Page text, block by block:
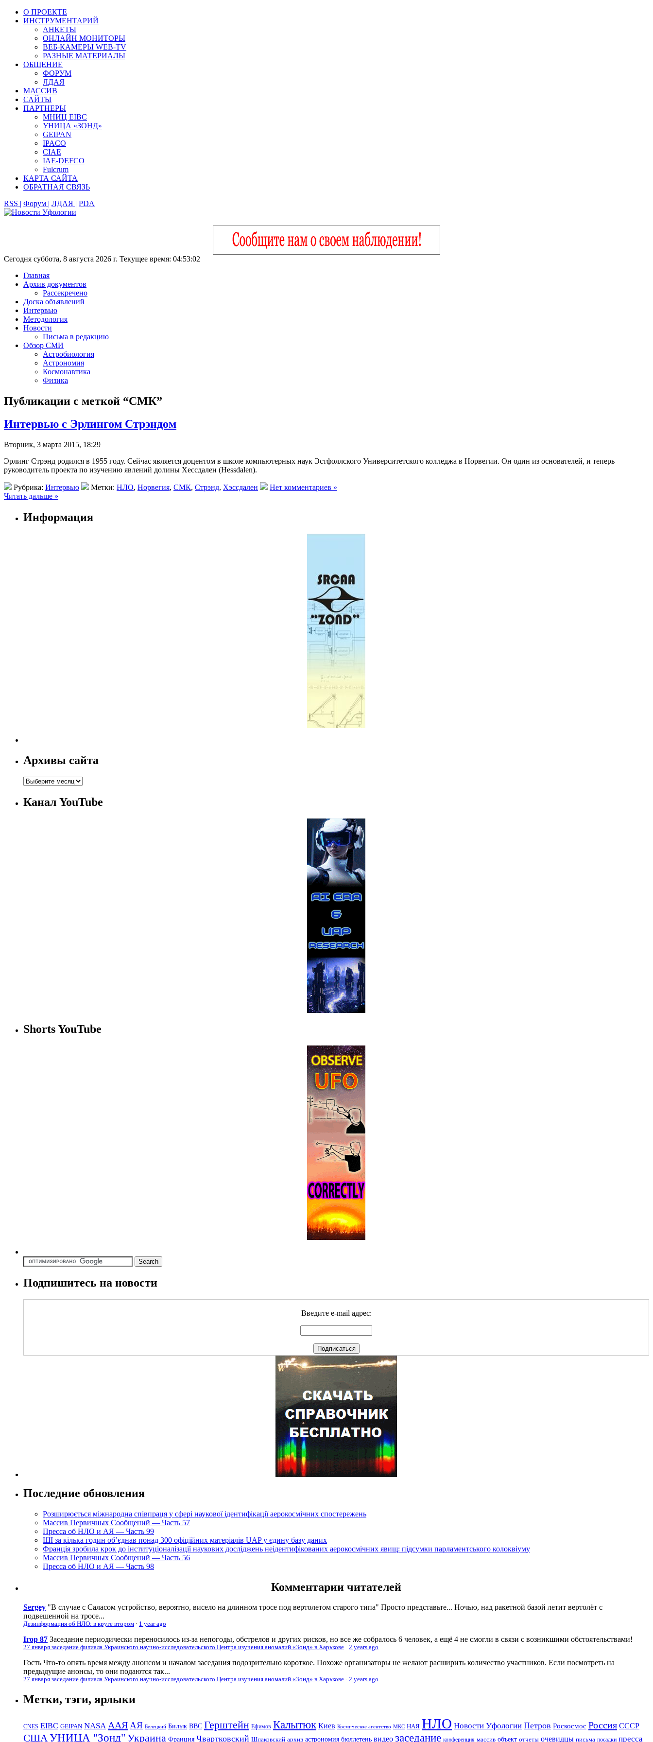
О ПРОЕКТЕ
ИНСТРУМЕНТАРИЙ
АНКЕТЫ
ОНЛАЙН МОНИТОРЫ
ВЕБ-КАМЕРЫ WEB-TV
РАЗНЫЕ МАТЕРИАЛЫ
ОБЩЕНИЕ
ФОРУМ
ЛДАЯ
МАССИВ
САЙТЫ
ПАРТНЕРЫ
МНИЦ EIBC
УНИЦА «ЗОНД»
GEIPAN
IPACO
CIAE
IAE-DEFCO
Fulcrum
КАРТА САЙТА
ОБРАТНАЯ СВЯЗЬ
RSS | Форум | ЛДАЯ | PDA
Сегодня суббота, 8 августа 2026 г. Текущее время: 04:53:03
Главная
Архив документов
Рассекречено
Доска объявлений
Интервью
Методология
Новости
Письма в редакцию
Обзор СМИ
Астробиология
Астрономия
Космонавтика
Физика
Публикации с меткой “СМК”
Интервью с Эрлингом Стрэндом
Вторник, 3 марта 2015, 18:29
Эрлинг Стрэнд родился в 1955 году. Сейчас является доцентом в школе компьютерных наук Эстфоллского Университетского колледжа в Норвегии. Он один из основателей, и теперь
руководитель проекта по изучению явлений долины Хессдален (Hessdalen).
Рубрика: Интервью Метки: НЛО, Норвегия, СМК, Стрэнд, Хэссдален
Нет комментариев »
Читать дальше »
Информация
Архивы сайта
Канал YouTube
Shorts YouTube
Подпишитесь на новости
Введите e-mail адрес:
Последние обновления
Розширюється міжнародна співпраця у сфері наукової ідентифікації аерокосмічних спостережень
Массив Первичных Сообщений — Часть 57
Пресса об НЛО и АЯ — Часть 99
ШІ за кілька годин об’єднав понад 300 офіційних матеріалів UAP у єдину базу даних
Франція зробила крок до інституціоналізації наукових досліджень неідентифікованих аерокосмічних явищ: підсумки парламентського колоквіуму
Массив Первичных Сообщений — Часть 56
Пресса об НЛО и АЯ — Часть 98
Комментарии читателей
Sergey "В случае с Саласом устройство, вероятно, висело на длинном тросе под вертолетом старого типа" Просто представьте... Ночью, над ракетной базой летит вертолёт с
подвешенной на тросе...
Дезинформация об НЛО: в круге втором · 1 year ago
Ігор 87 Заседание периодически переносилось из-за непогоды, обстрелов и других рисков, но все же собралось 6 человек, а ещё 4 не смогли в связи с возникшими обстоятельствами!
27 января заседание филиала Украинского научно-исследовательского Центра изучения аномалий «Зонд» в Харькове · 2 years ago
Гость Что-то опять время между анонсом и началом заседания подозрительно короткое. Похоже организаторы не желают расширить количество участников. Если посмотреть на
предыдущие анонсы, то они подаются так...
27 января заседание филиала Украинского научно-исследовательского Центра изучения аномалий «Зонд» в Харькове · 2 years ago
Метки, тэги, ярлыки
CNES EIBC GEIPAN NASA ААЯАЯ Белецкий Билык ВВС Герштейн Ефимов Калытюк Киев Космическое агентство МКС НАЯ НЛО Новости Уфологии Петров Роскосмос Россия СССР
США УНИЦА "Зонд" Украина Франция Чвартковский Шпаковский архив астрономия бюллетень видео заседание конференция массив объект отчеты очевидцы письма посадки пресса